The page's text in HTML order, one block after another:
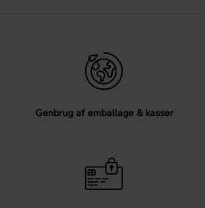
Genbrug af emballage & kasser